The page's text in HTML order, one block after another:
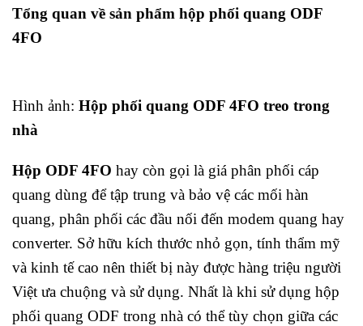
Tổng quan về sản phẩm hộp phối quang ODF
4FO
Hình ảnh: Hộp phối quang ODF 4FO treo trong
nhà
Hộp ODF 4FO hay còn gọi là giá phân phối cáp
quang dùng để tập trung và bảo vệ các mối hàn
quang, phân phối các đầu nối đến modem quang hay
converter. Sở hữu kích thước nhỏ gọn, tính thẩm mỹ
và kinh tế cao nên thiết bị này được hàng triệu người
Việt ưa chuộng và sử dụng. Nhất là khi sử dụng hộp
phối quang ODF trong nhà có thể tùy chọn giữa các